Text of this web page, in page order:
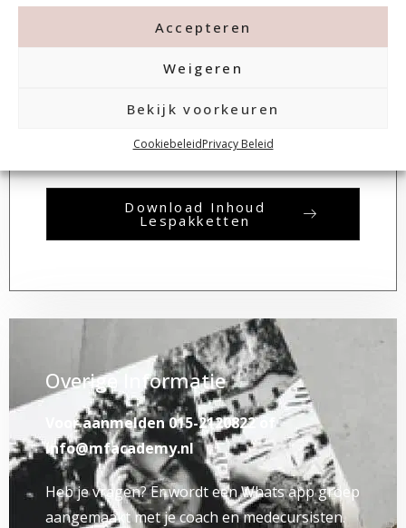
Accepteren
Weigeren
Bekijk voorkeuren
CookiebeleidPrivacy Beleid
Downloads:
download
opleiding/cursusdata
Download Inhoud
Lespakketten
Overige Informatie
Voor aanmelden 015-2120822 of
info@mfacademy.nl
Heb je vragen? Er wordt een Whats app groep
aangemaakt met je coach en medecursisten.